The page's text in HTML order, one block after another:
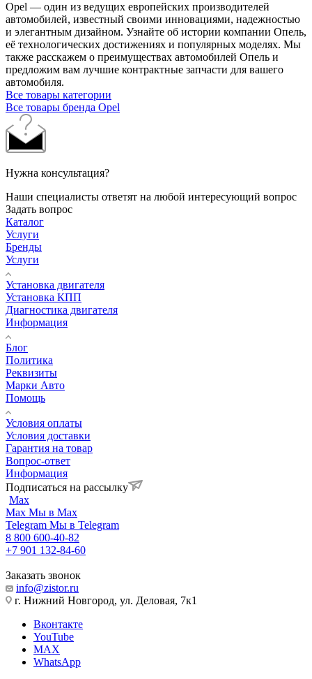
Opel — один из ведущих европейских производителей
автомобилей, известный своими инновациями, надежностью
и элегантным дизайном. Узнайте об истории компании Опель,
её технологических достижениях и популярных моделях. Мы
также расскажем о преимуществах автомобилей Опель и
предложим вам лучшие контрактные запчасти для вашего
автомобиля.
Все товары категории
Все товары бренда Opel
Нужна консультация?
Наши специалисты ответят на любой интересующий вопрос
Задать вопрос
Каталог
Услуги
Бренды
Услуги
Установка двигателя
Установка КПП
Диагностика двигателя
Информация
Блог
Политика
Реквизиты
Марки Авто
Помощь
Условия оплаты
Условия доставки
Гарантия на товар
Вопрос-ответ
Информация
Подписаться на рассылку
Max
Max Мы в Max
Telegram Мы в Telegram
8 800 600-40-82
+7 901 132-84-60
Заказать звонок
info@zistor.ru
г. Нижний Новгород, ул. Деловая, 7к1
Вконтакте
YouTube
MAX
WhatsApp